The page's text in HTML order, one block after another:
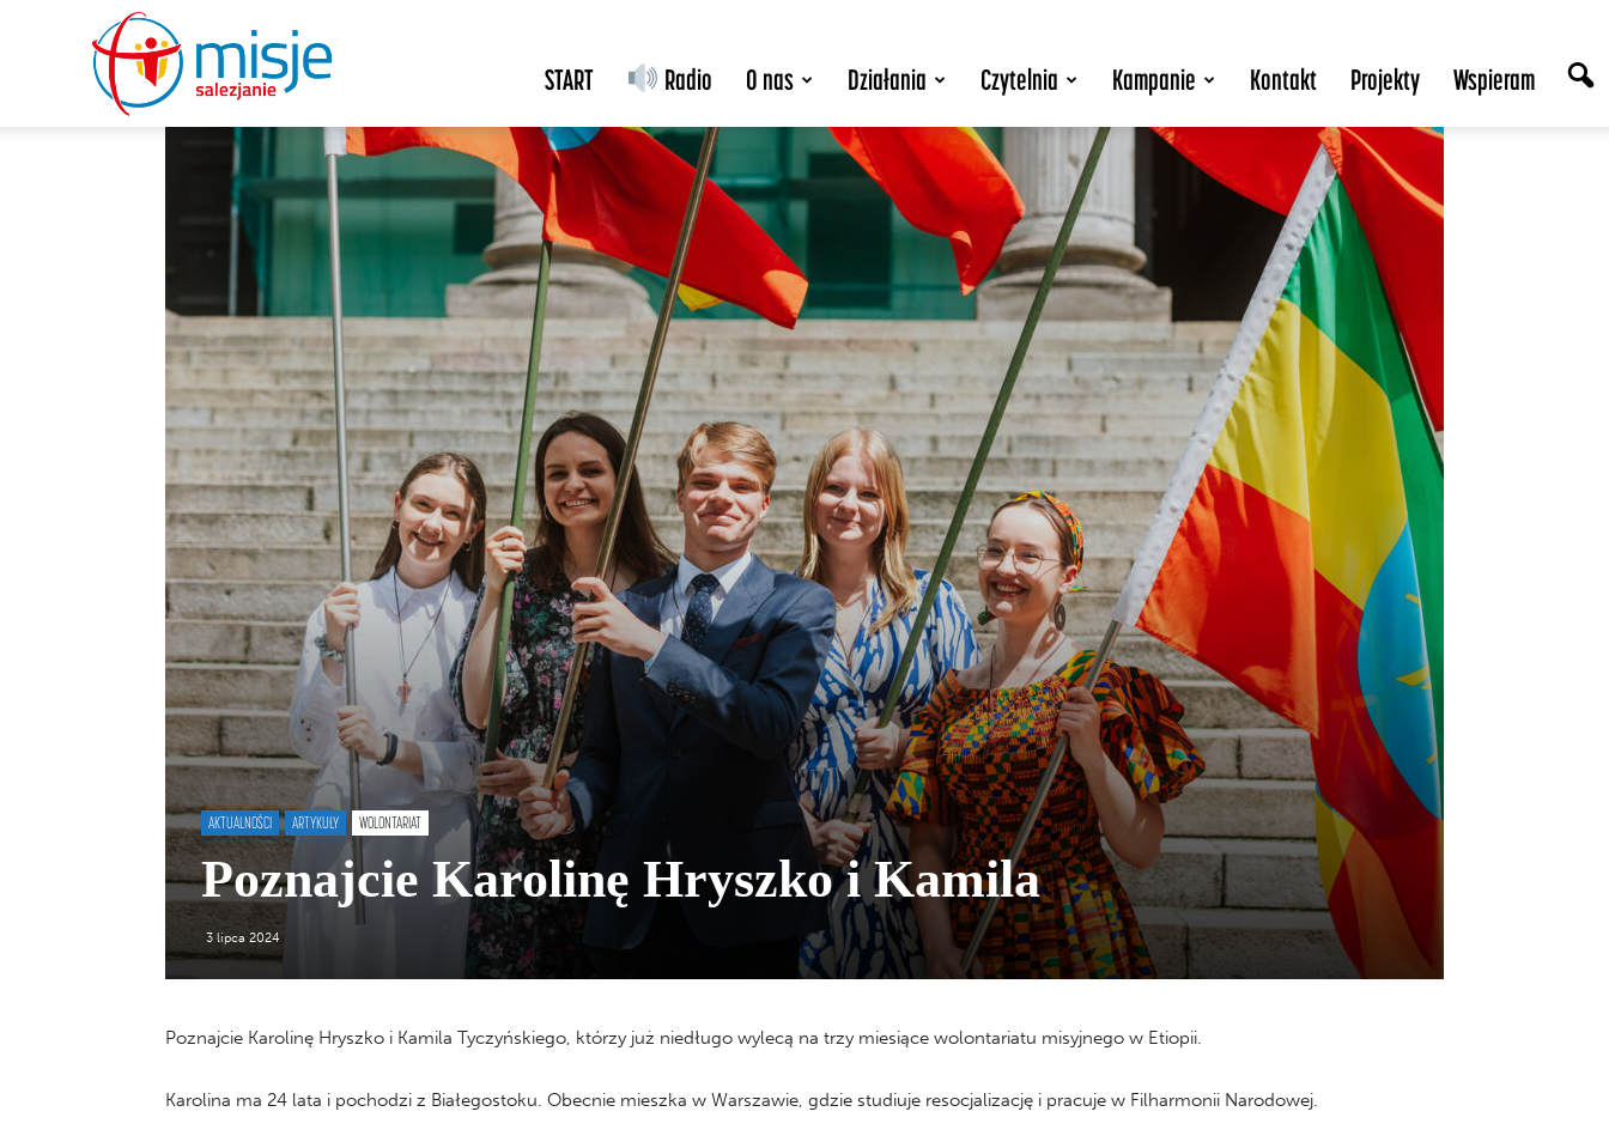
salezjanie
START Radio O nas Działania Czytelnia Kampanie Kontakt Projekty Wspieram
AKTUALNOŚCI ARTYKUŁY WOLONTARIAT
Poznajcie Karolinę Hryszko i Kamila
3 lipca 2024
Poznajcie Karolinę Hryszko i Kamila Tyczyńskiego, którzy już niedługo wylecą na trzy miesiące wolontariatu misyjnego w Etiopii.
Karolina ma 24 lata i pochodzi z Białegostoku. Obecnie mieszka w Warszawie, gdzie studiuje resocjalizację i pracuje w Filharmonii Narodowej.